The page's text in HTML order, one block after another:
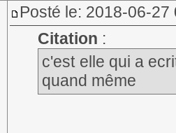
Posté le: 2018-06-27
Citation :
c'est elle qui a
quand même